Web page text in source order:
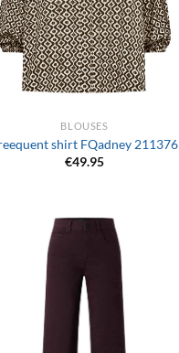
BLOUSES
shirt FQadney 211376
€49.95